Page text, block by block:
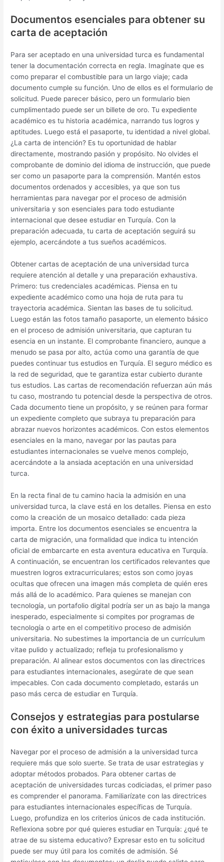
Documentos esenciales para obtener su
carta de aceptación
Para ser aceptado en una universidad turca es fundamental
tener la documentación correcta en regla. Imagínate que es
como preparar el combustible para un largo viaje; cada
documento cumple su función. Uno de ellos es el formulario de
solicitud. Puede parecer básico, pero un formulario bien
cumplimentado puede ser un billete de oro. Tu expediente
académico es tu historia académica, narrando tus logros y
aptitudes. Luego está el pasaporte, tu identidad a nivel global.
¿La carta de intención? Es tu oportunidad de hablar
directamente, mostrando pasión y propósito. No olvides el
comprobante de dominio del idioma de instrucción, que puede
ser como un pasaporte para la comprensión. Mantén estos
documentos ordenados y accesibles, ya que son tus
herramientas para navegar por el proceso de admisión
universitaria y son esenciales para todo estudiante
internacional que desee estudiar en Turquía. Con la
preparación adecuada, tu carta de aceptación seguirá su
ejemplo, acercándote a tus sueños académicos.
Obtener cartas de aceptación de una universidad turca
requiere atención al detalle y una preparación exhaustiva.
Primero: tus credenciales académicas. Piensa en tu
expediente académico como una hoja de ruta para tu
trayectoria académica. Sientan las bases de tu solicitud.
Luego están las fotos tamaño pasaporte, un elemento básico
en el proceso de admisión universitaria, que capturan tu
esencia en un instante. El comprobante financiero, aunque a
menudo se pasa por alto, actúa como una garantía de que
puedes continuar tus estudios en Turquía. El seguro médico es
la red de seguridad, que te garantiza estar cubierto durante
tus estudios. Las cartas de recomendación refuerzan aún más
tu caso, mostrando tu potencial desde la perspectiva de otros.
Cada documento tiene un propósito, y se reúnen para formar
un expediente completo que subraya tu preparación para
abrazar nuevos horizontes académicos. Con estos elementos
esenciales en la mano, navegar por las pautas para
estudiantes internacionales se vuelve menos complejo,
acercándote a la ansiada aceptación en una universidad
turca.
En la recta final de tu camino hacia la admisión en una
universidad turca, la clave está en los detalles. Piensa en esto
como la creación de un mosaico detallado: cada pieza
importa. Entre los documentos esenciales se encuentra la
carta de migración, una formalidad que indica tu intención
oficial de embarcarte en esta aventura educativa en Turquía.
A continuación, se encuentran los certificados relevantes que
muestren logros extracurriculares; estos son como joyas
ocultas que ofrecen una imagen más completa de quién eres
más allá de lo académico. Para quienes se manejan con
tecnología, un portafolio digital podría ser un as bajo la manga
inesperado, especialmente si compites por programas de
tecnología o arte en el competitivo proceso de admisión
universitaria. No subestimes la importancia de un currículum
vitae pulido y actualizado; refleja tu profesionalismo y
preparación. Al alinear estos documentos con las directrices
para estudiantes internacionales, asegúrate de que sean
impecables. Con cada documento completado, estarás un
paso más cerca de estudiar en Turquía.
Consejos y estrategias para postularse
con éxito a universidades turcas
Navegar por el proceso de admisión a la universidad turca
requiere más que solo suerte. Se trata de usar estrategias y
adoptar métodos probados. Para obtener cartas de
aceptación de universidades turcas codiciadas, el primer paso
es comprender el panorama. Familiarízate con las directrices
para estudiantes internacionales específicas de Turquía.
Luego, profundiza en los criterios únicos de cada institución.
Reflexiona sobre por qué quieres estudiar en Turquía: ¿qué te
atrae de su sistema educativo? Expresar esto en tu solicitud
puede ser muy útil para los comités de admisión. Sé